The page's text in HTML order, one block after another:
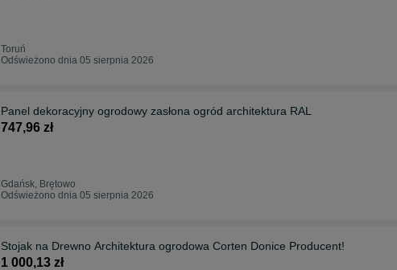
Toruń
Odświeżono dnia 05 sierpnia 2026
Panel dekoracyjny ogrodowy zasłona ogród architektura RAL
747,96 zł
Gdańsk, Brętowo
Odświeżono dnia 05 sierpnia 2026
Stojak na Drewno Architektura ogrodowa Corten Donice Producent!
1 000,13 zł